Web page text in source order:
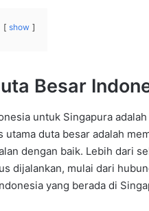
show
Besar
untuk Singapura
utama duta besar adalah
dengan baik. Lebih dari
dijalankan, mulai dari
yang berada di